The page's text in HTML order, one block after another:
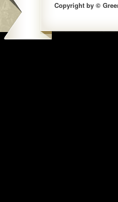
Copyright by ©